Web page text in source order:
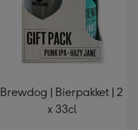
Brewdog | Bierpakket | 2
x 33cl